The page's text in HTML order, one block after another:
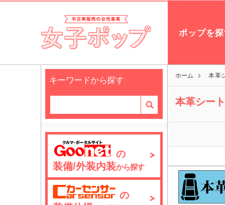
ホーム 本革
本革シー
キーワードから探す
の
装備/外装内装から探す
の
ポップを